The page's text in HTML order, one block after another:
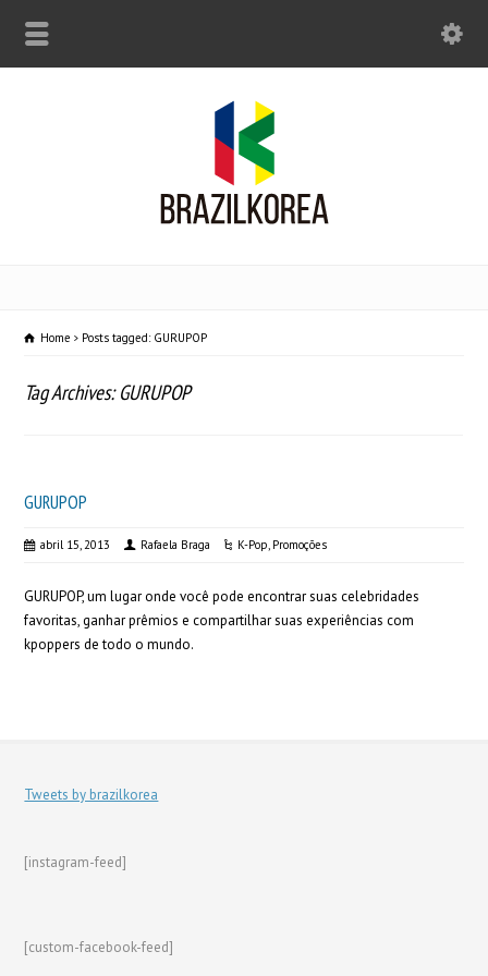
Home Posts tagged: GURUPOP
Tag Archives: GURUPOP
GURUPOP
abril 15, 2013 Rafaela Braga K-Pop, Promoções
GURUPOP, um lugar onde você pode encontrar suas celebridades
favoritas, ganhar prêmios e compartilhar suas experiências com
kpoppers de todo o mundo.
Tweets by brazilkorea
[instagram-feed]
[custom-facebook-feed]